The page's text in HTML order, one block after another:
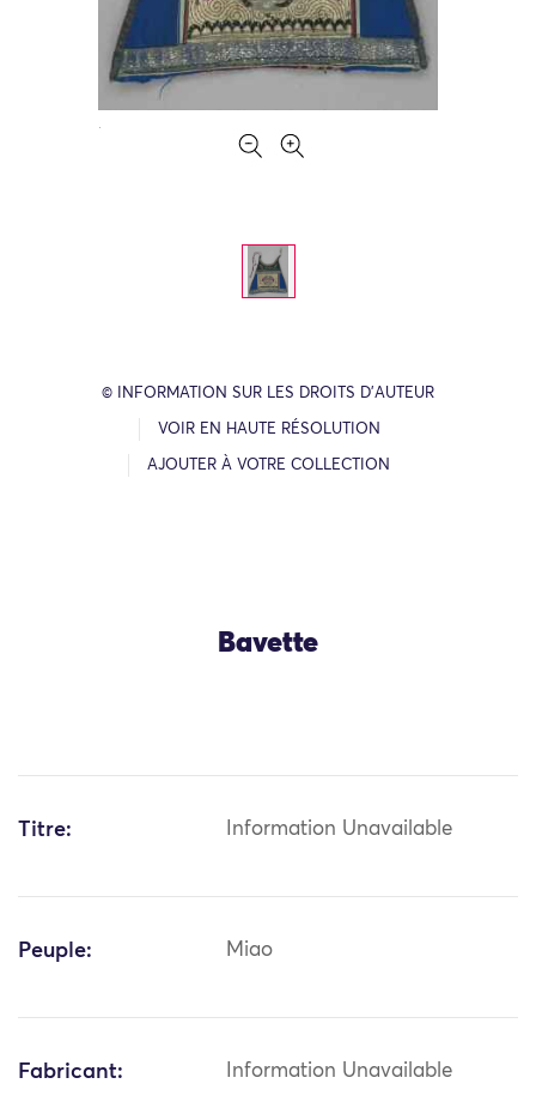
© INFORMATION SUR LES DROITS D’AUTEUR
VOIR EN HAUTE RÉSOLUTION
AJOUTER À VOTRE COLLECTION
Bavette
Titre: Information Unavailable
Peuple: Miao
Fabricant: Information Unavailable